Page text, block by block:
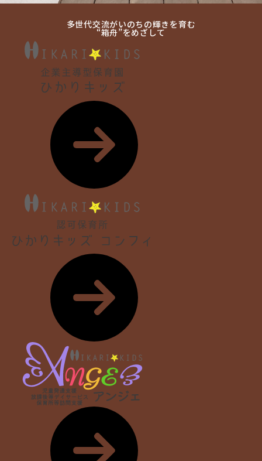
多世代交流がいのちの輝きを育む
“箱舟”をめざして